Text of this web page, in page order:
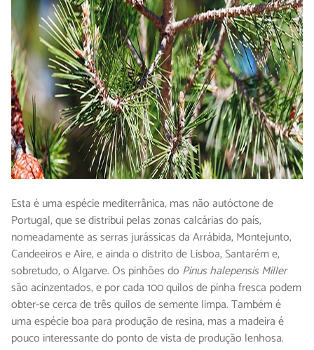
Esta é uma espécie mediterrânica, mas não autóctone de
Portugal, que se distribui pelas zonas calcárias do país,
nomeadamente as serras jurássicas da Arrábida, Montejunto,
Candeeiros e Aire, e ainda o distrito de Lisboa, Santarém e,
sobretudo, o Algarve. Os pinhões do Pinus halepensis Miller
são acinzentados, e por cada 100 quilos de pinha fresca podem
obter-se cerca de três quilos de semente limpa. Também é
uma espécie boa para produção de resina, mas a madeira é
pouco interessante do ponto de vista de produção lenhosa.